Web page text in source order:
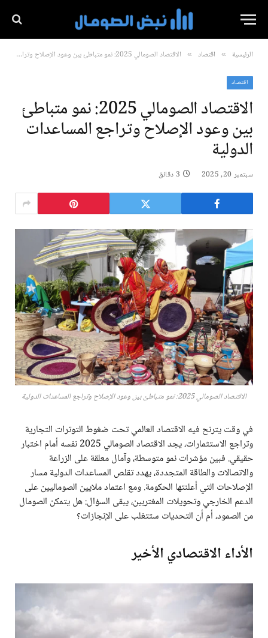
الرئيسية » اقتصاد » الاقتصاد الصومالي 2025: نمو متباطئ بين وعود الإصلاح وتراجع المساعدات الدولية
اقتصاد
الاقتصاد الصومالي 2025: نمو متباطئ
بين وعود الإصلاح وتراجع المساعدات
الدولية
سبتمبر 20, 2025 3 دقائق
الاقتصاد الصومالي 2025: نمو متباطئ بين وعود الإصلاح وتراجع المساعدات الدولية
في وقت يترنح فيه الاقتصاد العالمي تحت ضغوط التوترات التجارية
وتراجع الاستثمارات، يجد الاقتصاد الصومالي 2025 نفسه أمام اختبار
حقيقي. فبين مؤشرات نمو متوسطة، وآمال معلقة على الزراعة
والاتصالات والطاقة المتجددة، يهدد تقلص المساعدات الدولية مسار
الإصلاحات التي أعلنتها الحكومة. ومع اعتماد ملايين الصوماليين على
الدعم الخارجي وتحويلات المغتربين، يبقى السؤال: هل يتمكن الصومال
من الصمود، أم أن التحديات ستتغلب على الإنجازات؟
الأداء الاقتصادي الأخير